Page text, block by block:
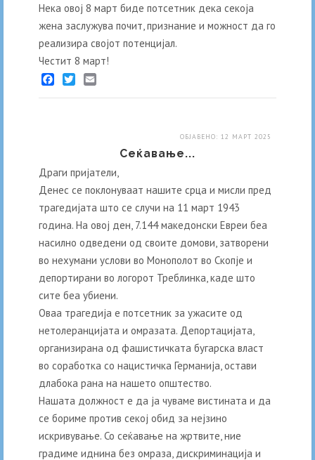
Нека овој 8 март биде потсетник дека секоја
жена заслужува почит, признание и можност да го
реализира својот потенцијал.
Честит 8 март!
ОБЈАВЕНО: 12 МАРТ 2025
Сеќавање...
Драги пријатели,
Денес се поклонуваат нашите срца и мисли пред
трагедијата што се случи на 11 март 1943
година. На овој ден, 7.144 македонски Евреи беа
насилно одведени од своите домови, затворени
во нехумани услови во Монополот во Скопје и
депортирани во логорот Треблинка, каде што
сите беа убиени.
Оваа трагедија е потсетник за ужасите од
нетолеранцијата и омразата. Депортацијата,
организирана од фашистичката бугарска власт
во соработка со нацистичка Германија, остави
длабока рана на нашето општество.
Нашата должност е да ја чуваме вистината и да
се бориме против секој обид за нејзино
искривување. Со сеќавање на жртвите, ние
градиме иднина без омраза, дискриминација и